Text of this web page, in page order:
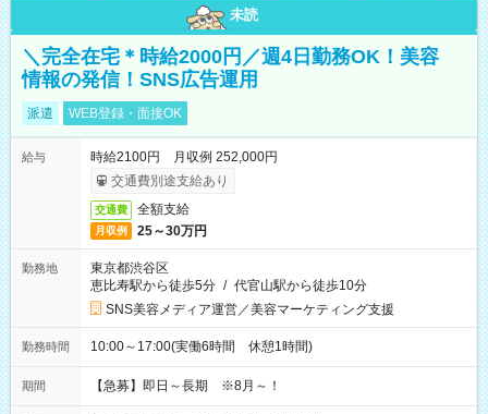
未読
＼完全在宅＊時給2000円／週4日勤務OK！美容
情報の発信！SNS広告運用
派遣 WEB登録・面接OK
給与
時給2100円 月収例 252,000円
交通費別途支給あり
交通費 全額支給
月収例 25～30万円
勤務地
東京都渋谷区
恵比寿駅から徒歩5分 / 代官山駅から徒歩10分
SNS美容メディア運営／美容マーケティング支援
勤務時間 10:00～17:00(実働6時間 休憩1時間)
期間 【急募】即日～長期 ※8月～！